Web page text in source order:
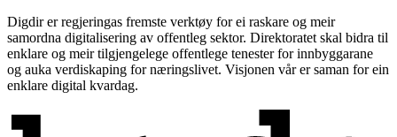
Digdir er regjeringas fremste verktøy for ei raskare og meir
samordna digitalisering av offentleg sektor. Direktoratet skal bidra til
enklare og meir tilgjengelege offentlege tenester for innbyggarane
og auka verdiskaping for næringslivet. Visjonen vår er saman for ein
enklare digital kvardag.